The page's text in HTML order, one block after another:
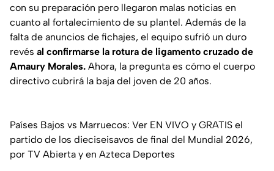
con su preparación pero llegaron malas noticias en
cuanto al fortalecimiento de su plantel. Además de la
falta de anuncios de fichajes, el equipo sufrió un duro
revés al confirmarse la rotura de ligamento cruzado de
Amaury Morales. Ahora, la pregunta es cómo el cuerpo
directivo cubrirá la baja del joven de 20 años.
Países Bajos vs Marruecos: Ver EN VIVO y GRATIS el
partido de los dieciseisavos de final del Mundial 2026,
por TV Abierta y en Azteca Deportes